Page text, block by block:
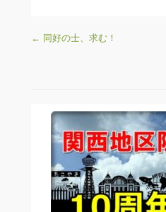
投稿ナビゲーション
← 同好の士、求む！